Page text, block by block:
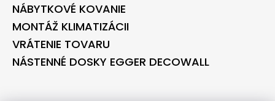
NÁBYTKOVÉ KOVANIE
MONTÁŽ KLIMATIZÁCII
VRÁTENIE TOVARU
NÁSTENNÉ DOSKY EGGER DECOWALL